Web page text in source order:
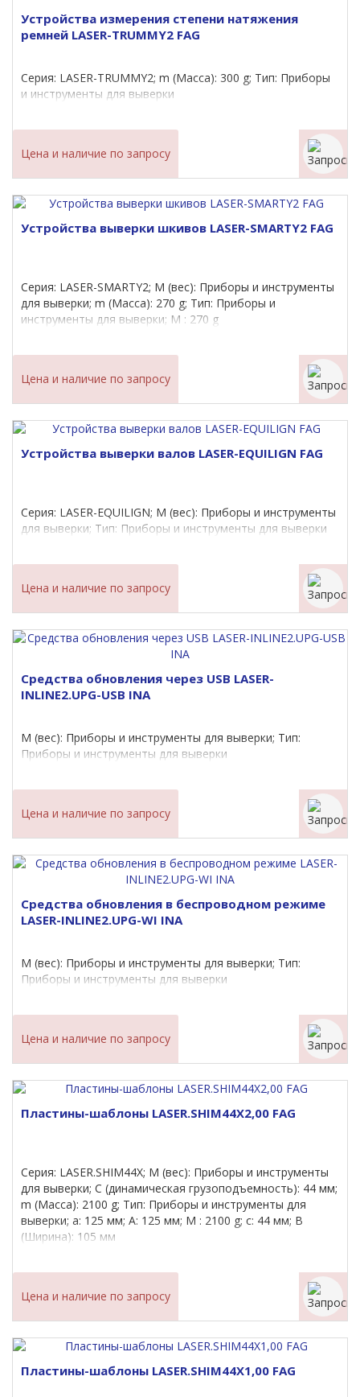
Устройства измерения степени натяжения
ремней LASER-TRUMMY2 FAG
Серия: LASER-TRUMMY2; m (Масса): 300 g; Тип: Приборы
и инструменты для выверки
Цена и наличие по запросу
Устройства выверки шкивов LASER-SMARTY2 FAG
Серия: LASER-SMARTY2; M (вес): Приборы и инструменты
для выверки; m (Масса): 270 g; Тип: Приборы и
инструменты для выверки; M : 270 g
Цена и наличие по запросу
Устройства выверки валов LASER-EQUILIGN FAG
Серия: LASER-EQUILIGN; M (вес): Приборы и инструменты
для выверки; Тип: Приборы и инструменты для выверки
Цена и наличие по запросу
Средства обновления через USB LASER-
INLINE2.UPG-USB INA
M (вес): Приборы и инструменты для выверки; Тип:
Приборы и инструменты для выверки
Цена и наличие по запросу
Средства обновления в беспроводном режиме
LASER-INLINE2.UPG-WI INA
M (вес): Приборы и инструменты для выверки; Тип:
Приборы и инструменты для выверки
Цена и наличие по запросу
Пластины-шаблоны LASER.SHIM44X2,00 FAG
Серия: LASER.SHIM44X; M (вес): Приборы и инструменты
для выверки; C (динамическая грузоподъемность): 44 мм;
m (Масса): 2100 g; Тип: Приборы и инструменты для
выверки; a: 125 мм; A: 125 мм; M : 2100 g; c: 44 мм; B
(Ширина): 105 мм
Цена и наличие по запросу
Пластины-шаблоны LASER.SHIM44X1,00 FAG